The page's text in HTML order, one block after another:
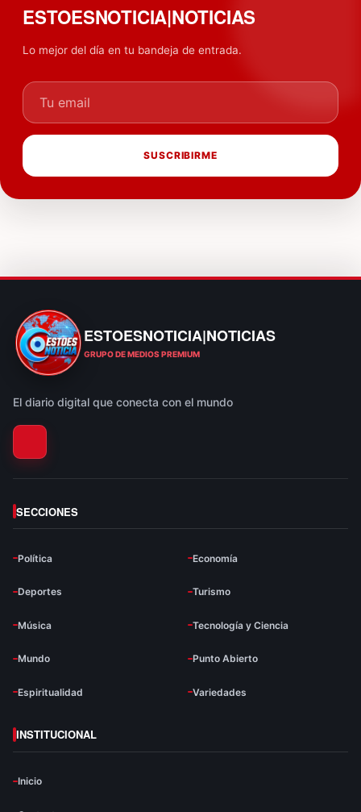
ESTOESNOTICIA|NOTICIAS
Lo mejor del día en tu bandeja de entrada.
Tu email
SUSCRIBIRME
ESTOESNOTICIA|NOTICIAS
ESTOESNOTICIA|NOTICIAS
GRUPO DE MEDIOS PREMIUM
El diario digital que conecta con el mundo
SECCIONES
Política Economía
Deportes Turismo
Música Tecnología y Ciencia
Mundo Punto Abierto
Espiritualidad Variedades
INSTITUCIONAL
Inicio